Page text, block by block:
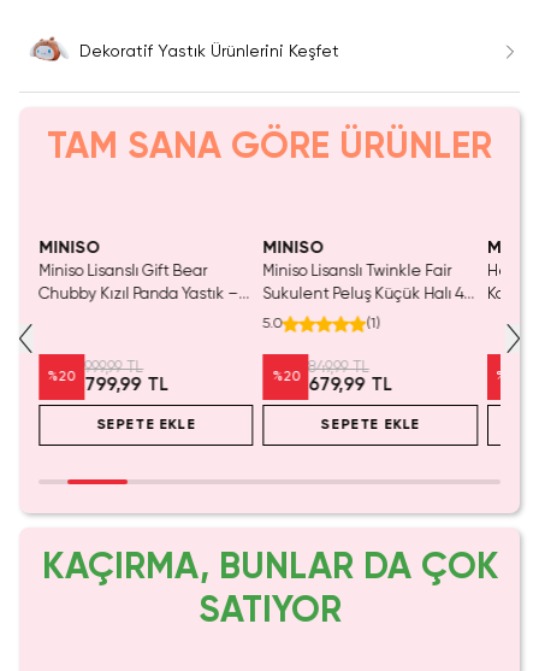
Dekoratif Yastık Ürünlerini Keşfet
TAM SANA GÖRE ÜRÜNLER
MINISO
Miniso Lisanslı Gift Bear
Chubby Kızıl Panda Yastık –
%20
999,99 TL
799,99 TL
SEPETE EKLE
MINISO
Miniso Lisanslı Twinkle Fair
Sukulent Peluş Küçük Halı 46
Cm – Yumuşak Dekoratif Halı
5.0 (1)
%20
849,99 TL
679,99 TL
SEPETE EKLE
Hello
%
KAÇIRMA, BUNLAR DA ÇOK
SATIYOR